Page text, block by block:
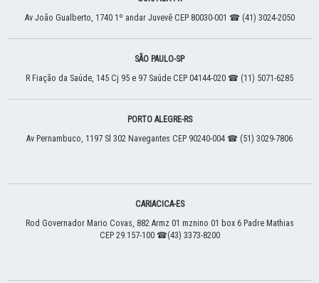
Av João Gualberto, 1740 1º andar Juvevê CEP 80030-001 ☎ (41) 3024-2050
SÃO PAULO-SP
R Fiação da Saúde, 145 Cj 95 e 97 Saúde CEP 04144-020 ☎ (11) 5071-6285
PORTO ALEGRE-RS
Av Pernambuco, 1197 Sl 302 Navegantes CEP 90240-004 ☎ (51) 3029-7806
CARIACICA-ES
Rod Governador Mario Covas, 882 Armz 01 mznino 01 box 6 Padre Mathias
CEP 29.157-100 ☎(43) 3373-8200